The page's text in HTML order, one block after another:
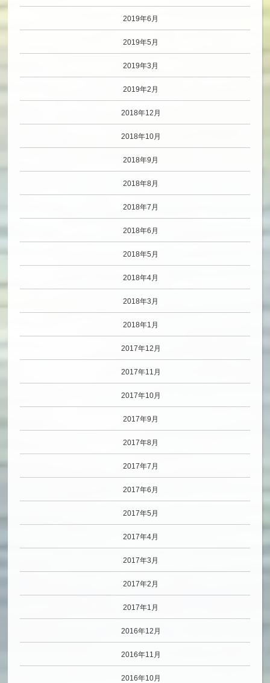
2019年6月
2019年5月
2019年3月
2019年2月
2018年12月
2018年10月
2018年9月
2018年8月
2018年7月
2018年6月
2018年5月
2018年4月
2018年3月
2018年1月
2017年12月
2017年11月
2017年10月
2017年9月
2017年8月
2017年7月
2017年6月
2017年5月
2017年4月
2017年3月
2017年2月
2017年1月
2016年12月
2016年11月
2016年10月